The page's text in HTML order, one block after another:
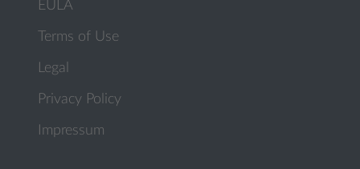
EULA
Terms of Use
Legal
Privacy Policy
Impressum